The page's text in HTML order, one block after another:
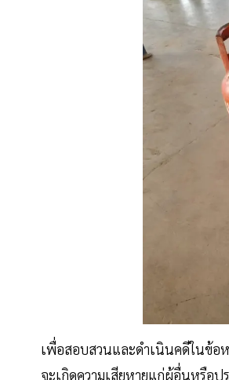
เพื่อสอบสวนและดำเนินคดีในข้อ
จะเกิดความเสียหายแก่ผู้อื่นหรือ